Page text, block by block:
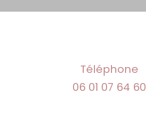
Téléphone
06 01 07 64 60